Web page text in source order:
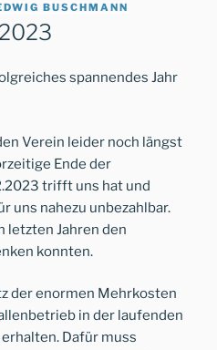
BUSCHMANN
spannendes Jahr
Verein leider noch längst
Ende der
trifft uns hat und
uns nahezu unbezahlbar.
letzten Jahren den
konnten.
der enormen Mehrkosten
in der laufenden
Dafür muss